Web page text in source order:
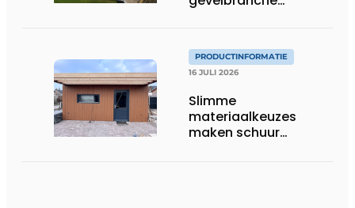
PRODUCTINFORMATIE
16 JULI 2026
Slimme
materiaalkeuzes
maken schuur